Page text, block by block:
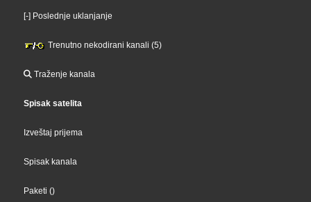
[-] Poslednje uklanjanje
Trenutno nekodirani kanali (5)
Traženje kanala
Spisak satelita
Izveštaj prijema
Spisak kanala
Paketi ()